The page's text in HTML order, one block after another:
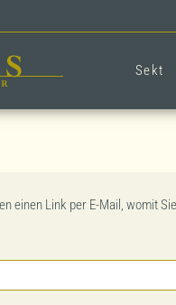
Sekt
einen Link per E-Mail, womit